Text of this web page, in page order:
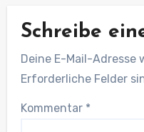
Schreibe
Deine E-Mail-
Erforderliche Felder
Kommentar *